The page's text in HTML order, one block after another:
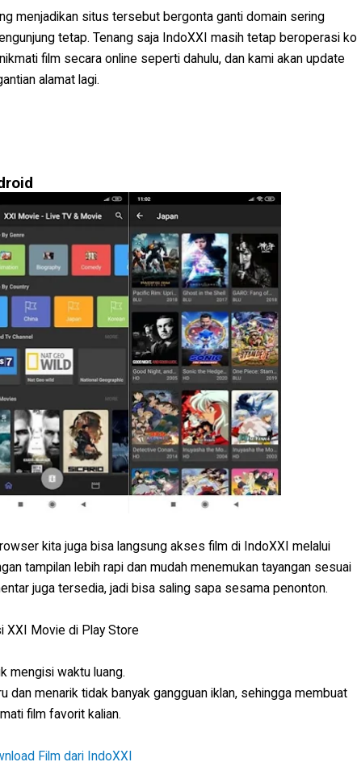
menjadikan situs tersebut bergonta ganti domain sering
tetap. Tenang saja IndoXXI masih tetap beroperasi
film secara online seperti dahulu, dan kami akan update
alamat lagi.
kita juga bisa langsung akses film di IndoXXI melalui
tampilan lebih rapi dan mudah menemukan tayangan sesuai
juga tersedia, jadi bisa saling sapa sesama penonton.
XXI Movie di Play Store
mengisi waktu luang.
dan menarik tidak banyak gangguan iklan, sehingga membuat
film favorit kalian.
Film dari IndoXXI